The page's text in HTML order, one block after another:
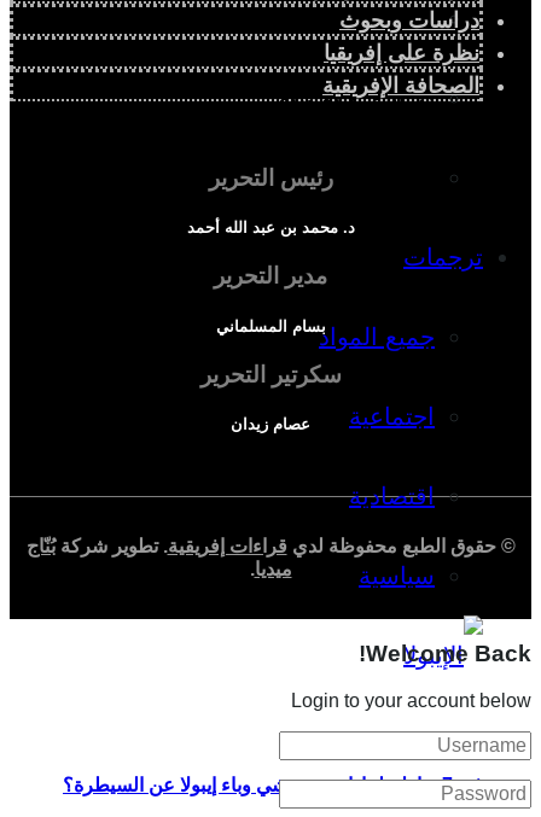
دراسة سياسية
دراسة اجتماعية
دراسة اقتصادية
ترجمات
جميع المواد
اجتماعية
اقتصادية
سياسية
في 7 نقاط.. لماذا خرج تفشي وباء إيبولا عن السيطرة؟
دراسات وبحوث
نظرة على إفريقيا
الصحافة الإفريقية
رئيس التحرير
د. محمد بن عبد الله أحمد
مدير التحرير
بسام المسلماني
سكرتير التحرير
عصام زيدان
© حقوق الطبع محفوظة لدي قراءات إفريقية. تطوير شركةبُنّاج
ميديا.
Welcome Back!
Login to your account below